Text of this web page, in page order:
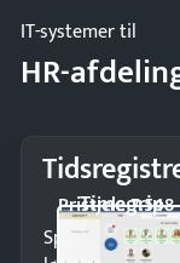
IT-systemer til
HR-
Timegrip
Pristjek:
Spar tid på